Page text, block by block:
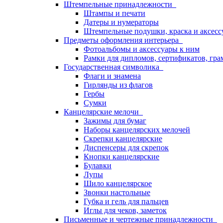
Штемпельные принадлежности
Штампы и печати
Датеры и нумераторы
Штемпельные подушки, краска и
Предметы оформления интерьера
Фотоальбомы и аксессуары к ним
Рамки для дипломов, сертификатов,
Государственная символика
Флаги и знамена
Гирлянды из флагов
Гербы
Сумки
Канцелярские мелочи
Зажимы для бумаг
Наборы канцелярских мелочей
Скрепки канцелярские
Диспенсеры для скрепок
Кнопки канцелярские
Булавки
Лупы
Шило канцелярское
Звонки настольные
Губка и гель для пальцев
Иглы для чеков, заметок
Письменные и чертежные принадлежности